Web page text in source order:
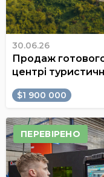
30.06.26
Продаж
центрі
$1 900 000
ПЕРЕВІРЕНО